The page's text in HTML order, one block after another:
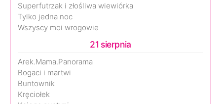
Superfutrzak i złośliwa wiewiórka
Tylko jedna noc
Wszyscy moi wrogowie
21 sierpnia
Arek.Mama.Panorama
Bogaci i martwi
Buntownik
Kręciołek